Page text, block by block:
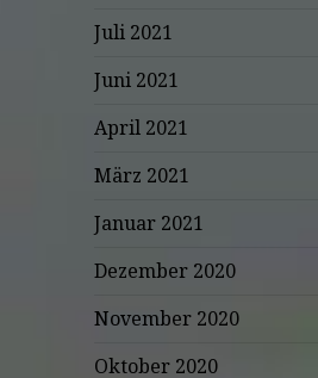
Juli 2021
Juni 2021
April 2021
März 2021
Januar 2021
Dezember 2020
November 2020
Oktober 2020